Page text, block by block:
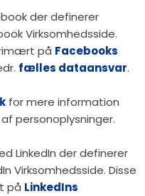
der definerer
Virksomhedsside.
på Facebooks
fælles dataansvar.
for mere information
personoplysninger.
LinkedIn der definerer
Virksomhedsside. Disse
på LinkedIns